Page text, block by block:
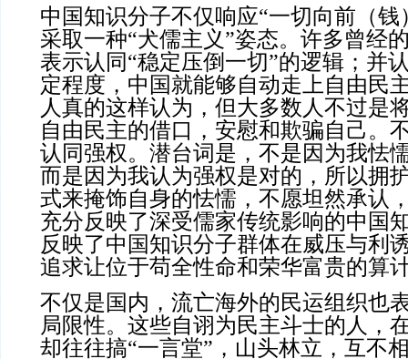
中国知识分子不仅响应“一切向前（钱
采取一种“犬儒主义”姿态。许多曾经
表示认同“稳定压倒一切”的逻辑；并
定程度，中国就能够自动走上自由民
人真的这样认为，但大多数人不过是
自由民主的借口，安慰和欺骗自己。
认同强权。潜台词是，不是因为我怯
而是因为我认为强权是对的，所以拥
式来掩饰自身的怯懦，不愿坦然承认
充分反映了深受儒家传统影响的中国
反映了中国知识分子群体在威压与利
追求让位于苟全性命和荣华富贵的算
不仅是国内，流亡海外的民运组织也
局限性。这些自诩为民主斗士的人，
却往往搞“一言堂”，山头林立，互不